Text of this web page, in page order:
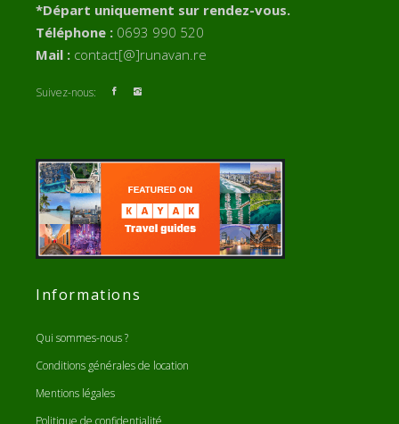
*Départ uniquement sur rendez-vous.
Téléphone : 0693 990 520
Mail : contact[@]runavan.re
Suivez-nous:
Informations
Qui sommes-nous ?
Conditions générales de location
Mentions légales
Politique de confidentialité